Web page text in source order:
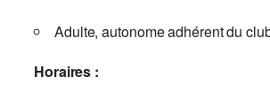
Adulte, autonome adhérent du
Horaires :